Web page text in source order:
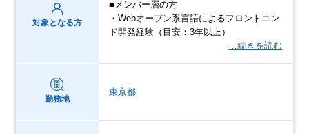
対象となる方
■メンバー層の方
・Webオープン系言語によるフロントエン
ド開発経験（目安：3年以上）
…続きを読む
勤務地
東京都